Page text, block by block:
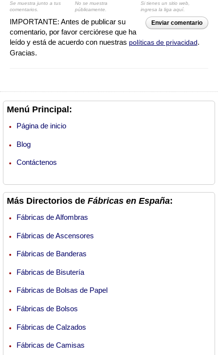
Se muestra junto a tus
comentarios.
No se muestra
públicamente.
Si tienes un sitio web,
ingresa la liga aquí.
Enviar comentario
IMPORTANTE: Antes de publicar su
comentario, por favor cerciórese que ha
leído y está de acuerdo con nuestras políticas de privacidad.
Gracias.
Menú Principal:
Página de inicio
Blog
Contáctenos
Más Directorios de Fábricas en España:
Fábricas de Alfombras
Fábricas de Ascensores
Fábricas de Banderas
Fábricas de Bisutería
Fábricas de Bolsas de Papel
Fábricas de Bolsos
Fábricas de Calzados
Fábricas de Camisas